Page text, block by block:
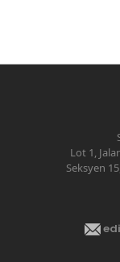
Lot 1,
Seksyen